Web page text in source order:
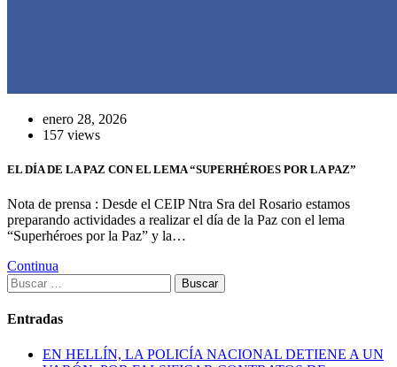
enero 28, 2026
157 views
EL DÍA DE LA PAZ CON EL LEMA “SUPERHÉROES POR LA PAZ”
Nota de prensa : Desde el CEIP Ntra Sra del Rosario estamos
preparando actividades a realizar el día de la Paz con el lema
“Superhéroes por la Paz” y la…
Continua
Buscar:
Entradas
EN HELLÍN, LA POLICÍA NACIONAL DETIENE A UN